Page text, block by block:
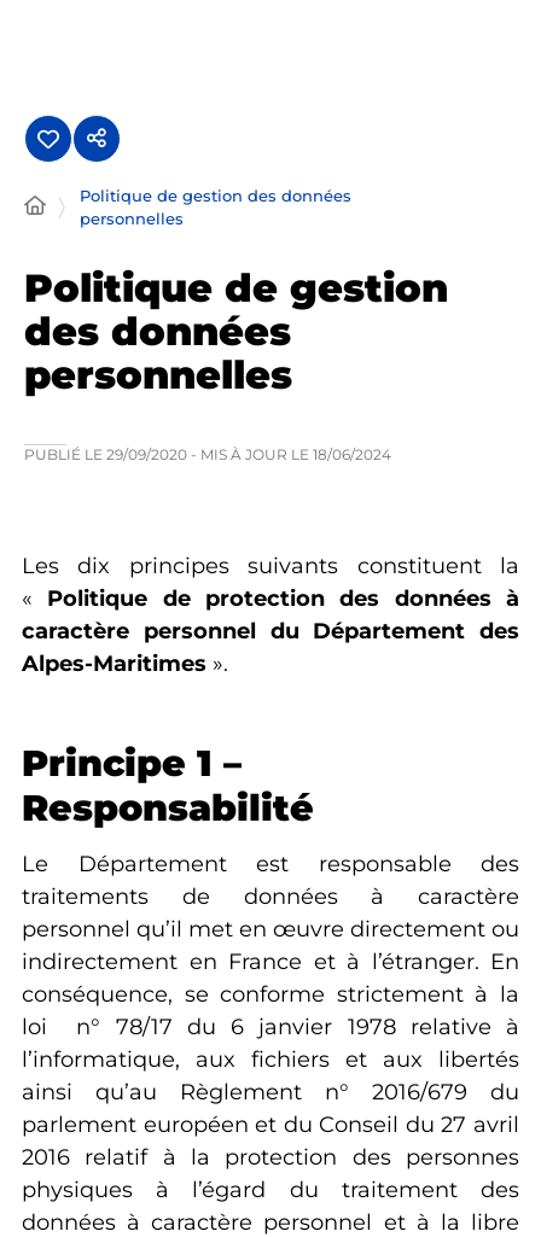
Politique de gestion des données
personnelles
Politique de gestion
des données
personnelles
PUBLIÉ LE 29/09/2020 - MIS À JOUR LE 18/06/2024
Les dix principes suivants constituent la
« Politique de protection des données à
caractère personnel du Département des
Alpes-Maritimes ».
Principe 1 –
Responsabilité
Le Département est responsable des
traitements de données à caractère
personnel qu’il met en œuvre directement ou
indirectement en France et à l’étranger. En
conséquence, se conforme strictement à la
loi n° 78/17 du 6 janvier 1978 relative à
l’informatique, aux fichiers et aux libertés
ainsi qu’au Règlement n° 2016/679 du
parlement européen et du Conseil du 27 avril
2016 relatif à la protection des personnes
physiques à l’égard du traitement des
données à caractère personnel et à la libre